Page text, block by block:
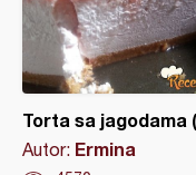
Torta sa jagodama
Autor: Ermina